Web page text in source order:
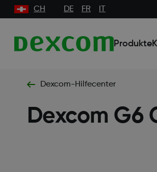
CH DE FR
Produkte
Dexcom-Hilfecenter
Dexcom G6